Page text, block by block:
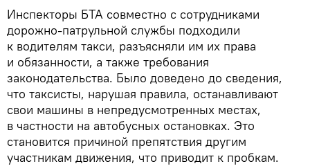
Инспекторы БТА совместно с сотрудниками
дорожно-патрульной службы подходили
к водителям такси, разъясняли им их права
и обязанности, а также требования
законодательства. Было доведено до сведения,
что таксисты, нарушая правила, останавливают
свои машины в непредусмотренных местах,
в частности на автобусных остановках. Это
становится причиной препятствия другим
участникам движения, что приводит к пробкам.